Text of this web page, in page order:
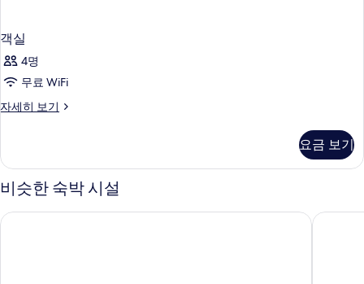
객실
4명
무료 WiFi
자세히 보기
객
히
기
요금 보기
비슷한 숙박 시설
만다린 오리엔탈 다운타운, 두바이 원앤온